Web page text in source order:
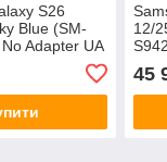
S26
Blue (SM-
Adapter UA
12/
45